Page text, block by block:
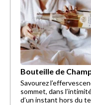
Bouteille de
Savourez
sommet, dans
d’un instant hors du